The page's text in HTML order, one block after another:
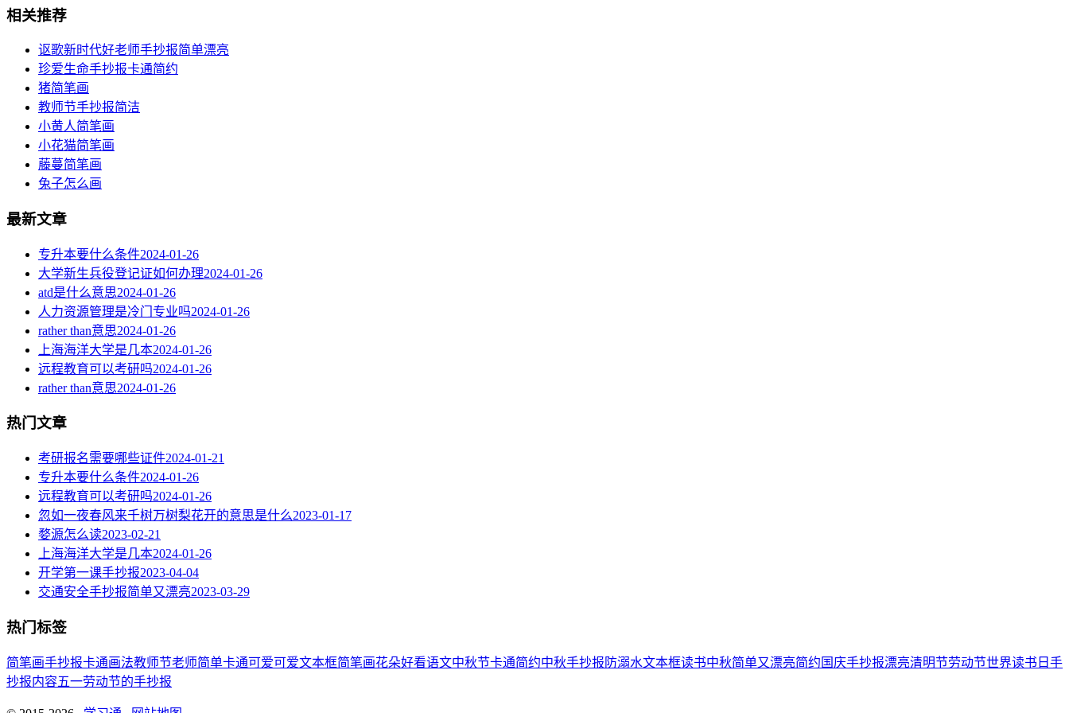
相关推荐
讴歌新时代好老师手抄报简单漂亮
珍爱生命手抄报卡通简约
猪简笔画
教师节手抄报简洁
小黄人简笔画
小花猫简笔画
藤蔓简笔画
兔子怎么画
最新文章
专升本要什么条件2024-01-26
大学新生兵役登记证如何办理2024-01-26
atd是什么意思2024-01-26
人力资源管理是冷门专业吗2024-01-26
rather than意思2024-01-26
上海海洋大学是几本2024-01-26
远程教育可以考研吗2024-01-26
rather than意思2024-01-26
热门文章
考研报名需要哪些证件2024-01-21
专升本要什么条件2024-01-26
远程教育可以考研吗2024-01-26
忽如一夜春风来千树万树梨花开的意思是什么2023-01-17
婺源怎么读2023-02-21
上海海洋大学是几本2024-01-26
开学第一课手抄报2023-04-04
交通安全手抄报简单又漂亮2023-03-29
热门标签
简笔画手抄报卡通画法教师节老师简单卡通可爱可爱文本框简笔画花朵好看语文中秋节卡通简约中秋手抄报 防溺水文本框读书中秋简单又漂亮简约 国庆手抄报漂亮清明节劳动节世界读书日 手
抄报内容五一劳动节的手抄报